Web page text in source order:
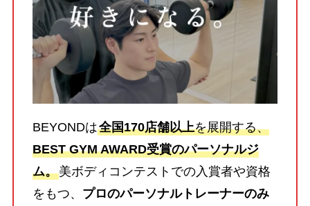
BEYONDは全国170店舗以上を展開する、
BEST GYM AWARD受賞のパーソナルジ
ム。美ボディコンテストでの入賞者や資格
をもつ、 プロのパーソナルトレーナーのみ